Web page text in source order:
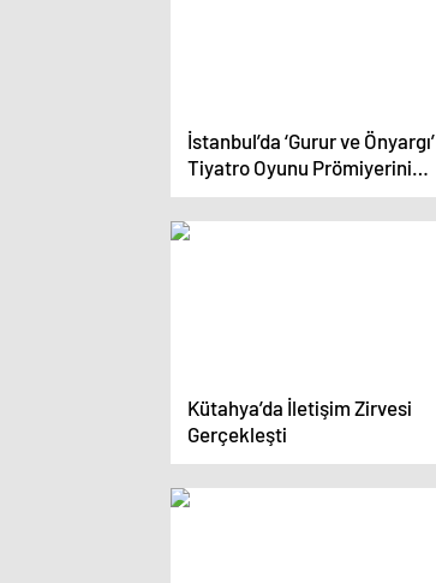
İstanbul’da ‘Gurur ve Önyargı’
Tiyatro Oyunu Prömiyerini
Yaptı
Kütahya’da İletişim Zirvesi
Gerçekleşti